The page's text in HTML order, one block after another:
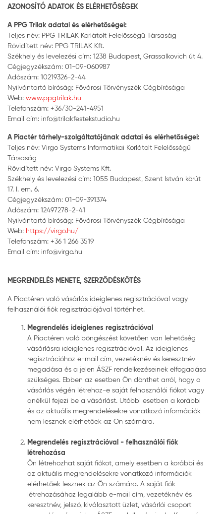
AZONOSÍTÓ ADATOK ÉS ELÉRHETŐSÉGEK
A PPG Trilak adatai és elérhetőségei:
Teljes név: PPG TRILAK Korlátolt Felelősségű Társaság
Rövidített név: PPG TRILAK Kft.
Székhely és levelezési cím: 1238 Budapest, Grassalkovich út 4.
Cégjegyzékszám: 01-09-060987
Adószám: 10219326-2-44
Nyilvántartó bíróság: Fővárosi Törvényszék Cégbírósága
Web: www.ppgtrilak.hu
Telefonszám: +36/30-241-4951
Email cím: info@trilakfestekstudio.hu
A Piactér tárhely-szolgáltatójának adatai és elérhetőségei:
Teljes név: Virgo Systems Informatikai Korlátolt Felelősségű
Társaság
Rövidített név: Virgo Systems Kft.
Székhely és levelezési cím: 1055 Budapest, Szent István körút
17. I. em. 6.
Cégjegyzékszám: 01-09-391374
Adószám: 12497278-2-41
Nyilvántartó bíróság: Fővárosi Törvényszék Cégbírósága
Web: https://virgo.hu/
Telefonszám: +36 1 266 3519
Email cím: info@virgo.hu
MEGRENDELÉS MENETE, SZERZŐDÉSKÖTÉS
A Piactéren való vásárlás ideiglenes regisztrációval vagy
felhasználói fiók regisztrációjával történhet.
Megrendelés ideiglenes regisztrációval
A Piactéren való böngészést követően van lehetőség
vásárlásra ideiglenes regisztrációval. Az ideiglenes
regisztrációhoz e-mail cím, vezetéknév és keresztnév
megadása és a jelen ÁSZF rendelkezéseinek elfogadása
szükséges. Ebben az esetben Ön dönthet arról, hogy a
vásárlás végén létrehoz-e saját felhasználói fiókot vagy
anélkül fejezi be a vásárlást. Utóbbi esetben a korábbi
és az aktuális megrendelésekre vonatkozó információk
nem lesznek elérhetőek az Ön számára.
Megrendelés regisztrációval - felhasználói fiók
létrehozása
Ön létrehozhat saját fiókot, amely esetben a korábbi és
az aktuális megrendelésekre vonatkozó információk
elérhetőek lesznek az Ön számára. A saját fiók
létrehozásához legalább e-mail cím, vezetéknév és
keresztnév, jelszó, kiválasztott üzlet, vásárlói csoport